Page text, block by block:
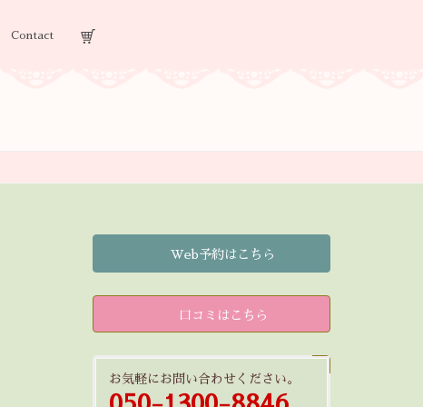
Contact
Web予約はこちら
口コミはこちら
お気軽にお問い合わせください。